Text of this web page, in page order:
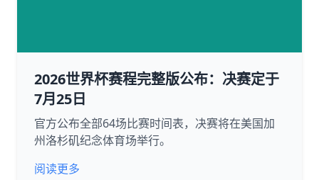
2026世界杯赛程完整版公布：决赛定于
7月25日
官方公布全部64场比赛时间表，决赛将在美国加
州洛杉矶纪念体育场举行。
阅读更多